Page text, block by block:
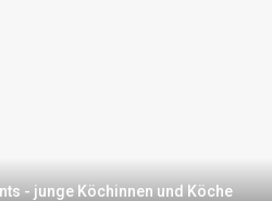
- junge Köchinnen und Köche